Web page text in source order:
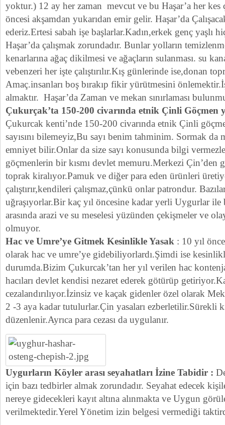
yoktur.) 12 ay her zaman mevcut ve bu Haşar’a her kes
öncesi akşamdan yukarıdan emir gelir. Haşar’da
ederiz.Ertesi sabah işe başlarlar.Kadın,erkek genç yaşlı
Haşar’da çalışmak zorundadır. Bunlar yolların
kenarlarına ağaç dikilmesi ve ağaçların sulanması. su
vebenzeri her işte çalıştırılır.Kış günlerinde ise,donan
Amaç.insanları boş bırakıp fikir yürütmesini
almaktır. Haşar’da Zaman ve mekan sınırlaması
Çukurçak’ta 150-200 civarında etnik Çinli Göçmen
Çukurcak kenti’nde 150-200 civarında etnik Çinli
sayısını bilemeyiz,Bu sayı benim tahminim. Sormak
emniyet bilir.Onlar da size sayı konusunda bilgi
göçmenlerin bir kısmı devlet memuru.Merkezi Çin’den
toprak kiralıyor.Pamuk ve diğer para eden ürünleri
çalıştırır,kendileri çalışmaz,çünkü onlar patrondur.
uğraşıyorlar.Bir kaç yıl öncesine kadar yerli Uygurlar
arasında arazi ve su meselesi yüzünden çekişmeler ve
olmuyor.
Hac ve Umre’ye Gitmek Kesinlikle Yasak : 10 yıl
olarak hac ve umre’ye gidebiliyorlardı.Şimdi ise
durumda.Bizim Çukurcak’tan her yıl verilen hac
hacıları devlet kendisi nezaret ederek götürüp
cezalandırılıyor.İzinsiz ve kaçak gidenler özel olarak
2 -3 aya kadar tutulurlar.Çin yasaları ezberletilir.Sürekli
düzenlenir.Ayrıca para cezası da uygulanır.
Uygurların Köyler arası seyahatları İzine Tabidir :
için bazı tedbirler almak zorundadır. Seyahat edecek
nereye gidecekleri kayıt altına alınmakta ve Uygun
verilmektedir.Yerel Yönetim izin belgesi vermediği